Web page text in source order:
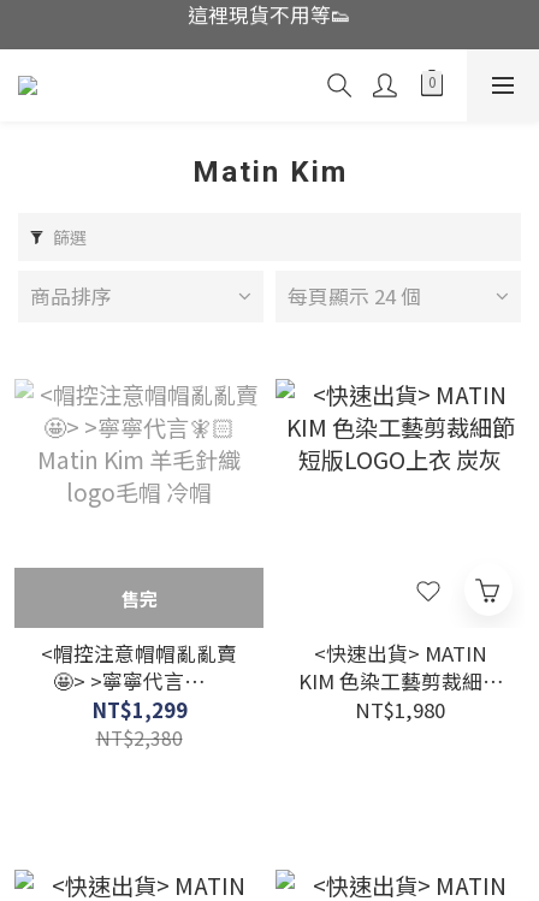
這裡現貨不用等👟
越南品牌開團中!!辣妹必收
帽控注意帽帽亂亂賣🤩
Matin Kim
篩選
商品排序 每頁顯示 24 個
售完
<帽控注意帽帽亂亂賣
🤩> >寧寧代言🧚🏻
Matin Kim 羊毛針織
logo毛帽 冷帽
NT$1,299
NT$2,380
<快速出貨> MATIN
KIM 色染工藝剪裁細節
短版LOGO上衣 炭灰
NT$1,980